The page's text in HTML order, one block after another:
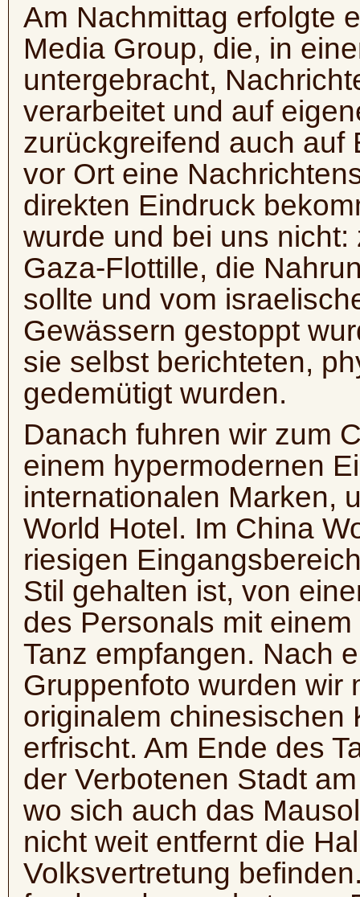
Am Nachmittag erfolgte
Media Group, die, in
untergebracht,
verarbeitet und auf
zurückgreifend auch auf
vor Ort eine
direkten Eindruck
wurde und bei uns
Gaza-Flottille, die
sollte und vom
Gewässern gestoppt
sie selbst berichteten,
gedemütigt wurden.
Danach fuhren wir zum
einem hypermodernen
internationalen Marken,
World Hotel. Im China
riesigen
Stil gehalten ist, von
des Personals mit
Tanz empfangen. Nach
Gruppenfoto wurden wir
originalem chinesischen
erfrischt. Am Ende des
der Verbotenen Stadt
wo sich auch das
nicht weit entfernt die
Volksvertretung